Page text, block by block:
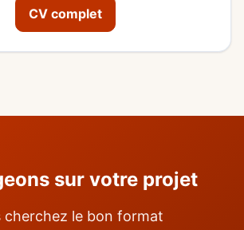
CV complet
sur votre projet
cherchez le bon format